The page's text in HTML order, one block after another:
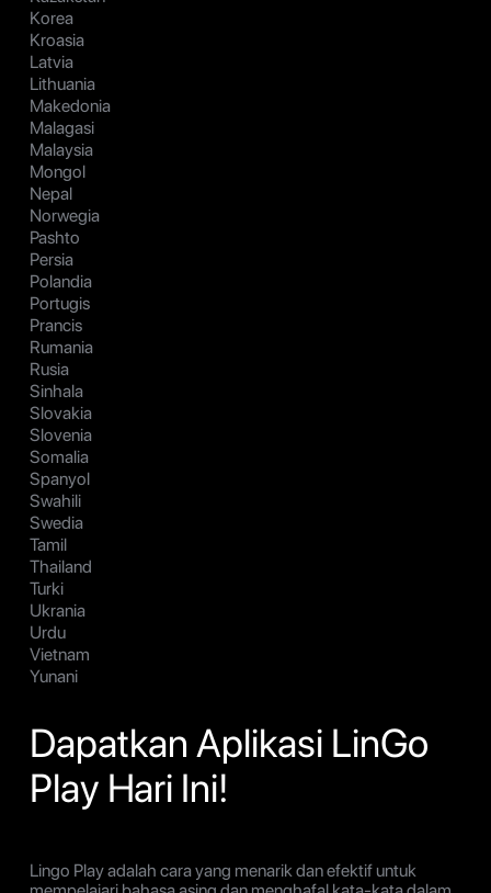
Korea
Kroasia
Latvia
Lithuania
Makedonia
Malagasi
Malaysia
Mongol
Nepal
Norwegia
Pashto
Persia
Polandia
Portugis
Prancis
Rumania
Rusia
Sinhala
Slovakia
Slovenia
Somalia
Spanyol
Swahili
Swedia
Tamil
Thailand
Turki
Ukrania
Urdu
Vietnam
Yunani
Dapatkan Aplikasi LinGo
Play Hari Ini!
Lingo Play adalah cara yang menarik dan efektif untuk